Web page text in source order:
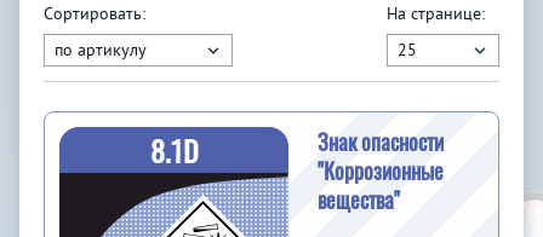
Сортировать: На странице:
8.1D
Знак опасности
"Коррозионные
вещества"